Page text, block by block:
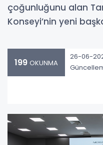
çoğunluğunu alan
Konseyi’nin yeni
199 OKUNMA
26-06-